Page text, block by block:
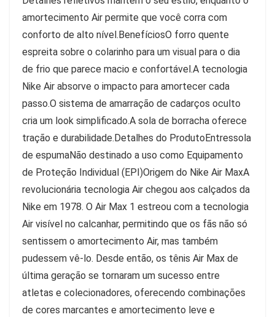
amortecimento Air permite que você corra com
conforto de alto nível.BenefíciosO forro quente
espreita sobre o colarinho para um visual para o dia
de frio que parece macio e confortável.A tecnologia
Nike Air absorve o impacto para amortecer cada
passo.O sistema de amarração de cadarços oculto
cria um look simplificado.A sola de borracha oferece
tração e durabilidade.Detalhes do ProdutoEntressola
de espumaNão destinado a uso como Equipamento
de Proteção Individual (EPI)Origem do Nike Air MaxA
revolucionária tecnologia Air chegou aos calçados da
Nike em 1978. O Air Max 1 estreou com a tecnologia
Air visível no calcanhar, permitindo que os fãs não só
sentissem o amortecimento Air, mas também
pudessem vê-lo. Desde então, os tênis Air Max de
última geração se tornaram um sucesso entre
atletas e colecionadores, oferecendo combinações
de cores marcantes e amortecimento leve e